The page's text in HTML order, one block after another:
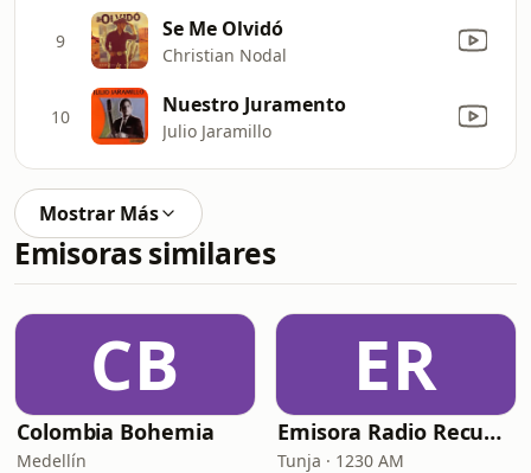
9 Se Me Olvidó
Christian Nodal
10 Nuestro Juramento
Julio Jaramillo
Mostrar Más
Emisoras similares
CB
Colombia Bohemia
Medellín
ER
Emisora Radio Recuerdos
Tunja · 1230 AM